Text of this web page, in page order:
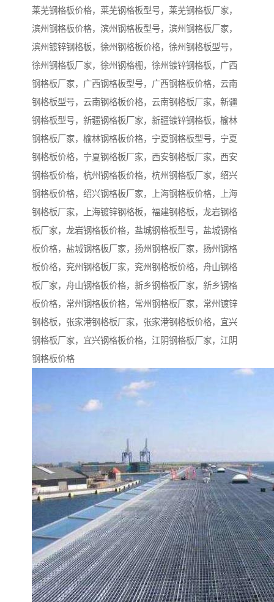
莱芜钢格板价格，莱芜钢格板型号，莱芜钢格板厂家，
滨州钢格板价格，滨州钢格板型号，滨州钢格板厂家，
滨州镀锌钢格板，徐州钢格板价格，徐州钢格板型号，
徐州钢格板厂家，徐州钢格栅，徐州镀锌钢格板，广西
钢格板厂家，广西钢格板型号，广西钢格板价格，云南
钢格板型号，云南钢格板价格，云南钢格板厂家，新疆
钢格板型号，新疆钢格板厂家，新疆镀锌钢格板，榆林
钢格板厂家，榆林钢格板价格，宁夏钢格板型号，宁夏
钢格板价格，宁夏钢格板厂家，西安钢格板厂家，西安
钢格板价格，杭州钢格板价格，杭州钢格板厂家，绍兴
钢格板价格，绍兴钢格板厂家，上海钢格板价格，上海
钢格板厂家，上海镀锌钢格板，福建钢格板，龙岩钢格
板厂家，龙岩钢格板价格，盐城钢格板型号，盐城钢格
板价格，盐城钢格板厂家，扬州钢格板厂家，扬州钢格
板价格，兖州钢格板厂家，兖州钢格板价格，舟山钢格
板厂家，舟山钢格板价格，新乡钢格板厂家，新乡钢格
板价格，常州钢格板价格，常州钢格板厂家，常州镀锌
钢格板，张家港钢格板厂家，张家港钢格板价格，宜兴
钢格板厂家，宜兴钢格板价格，江阴钢格板厂家，江阴
钢格板价格